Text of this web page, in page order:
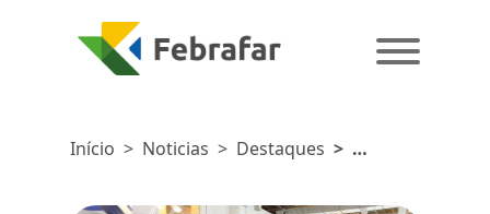
Início > Noticias > Destaques >
Conexão